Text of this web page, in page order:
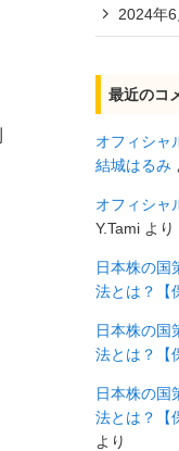
2024年6
最近のコ
オフィシャ
結城はるみ
オフィシャ
Y.Tami より
日本株の国
法とは？【
日本株の国
法とは？【
日本株の国
法とは？【
より